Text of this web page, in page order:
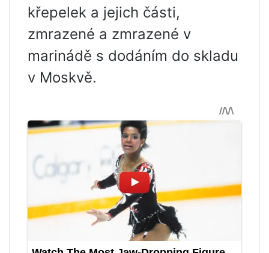
křepelek a jejich části,
zmrazené a zmrazené v
marinádě s dodáním do skladu
v Moskvě.